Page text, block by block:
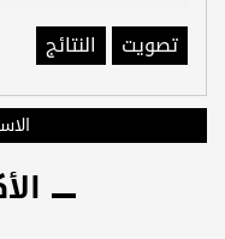
تصويت
النتائج